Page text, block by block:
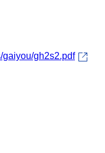
gaiyou/gh2s2.pdf